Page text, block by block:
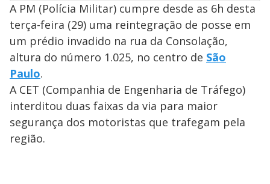
A PM (Polícia Militar) cumpre desde as 6h desta
terça-feira (29) uma reintegração de posse em
um prédio invadido na rua da Consolação,
altura do número 1.025, no centro de São
Paulo.
A CET (Companhia de Engenharia de Tráfego)
interditou duas faixas da via para maior
segurança dos motoristas que trafegam pela
região.